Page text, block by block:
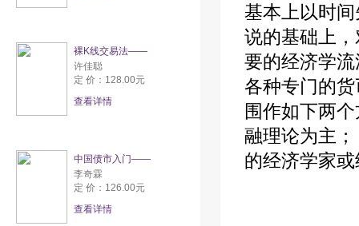
裸K线交易法——
许佳聪
定 价：128.00元
查看详情
中国债市入门——
李奇霖
定 价：126.00元
查看详情
基本上以时
说的基础上
要的经济学
各种专门的
围作如下两
融理论为主
的经济学家